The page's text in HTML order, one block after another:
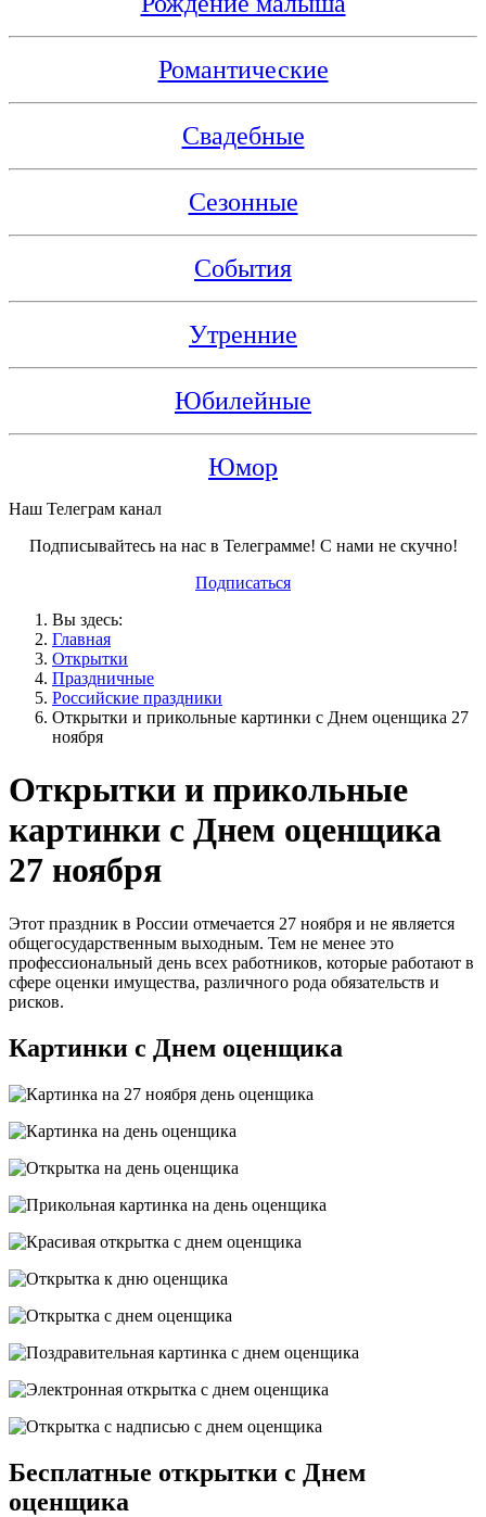
Романтические
Свадебные
Сезонные
События
Утренние
Юбилейные
Юмор
Наш Телеграм канал
Подписывайтесь на нас в Телеграмме! С нами не скучно!
Подписаться
Вы здесь:
Главная
Открытки
Праздничные
Российские праздники
Открытки и прикольные картинки с Днем оценщика 27
ноября
Открытки и прикольные
картинки с Днем оценщика
27 ноября
Этот праздник в России отмечается 27 ноября и не является
общегосударственным выходным. Тем не менее это
профессиональный день всех работников, которые работают в
сфере оценки имущества, различного рода обязательств и
рисков.
Картинки с Днем оценщика
Бесплатные открытки с Днем
оценщика